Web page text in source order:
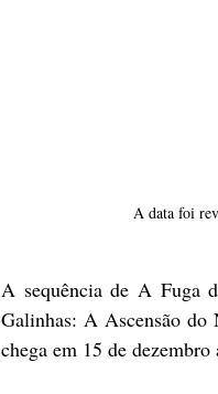
A data foi
A sequência de A Fuga
Galinhas: A Ascensão do
chega em 15 de